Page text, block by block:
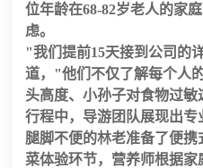
位年龄在68-82岁老人的家
虑。
"我们提前15天接到公司的
道，"他们不仅了解每个人
头高度、小孙子对食物过
行程中，导游团队展现出
腿脚不便的林老准备了便携
菜体验环节，营养师根据